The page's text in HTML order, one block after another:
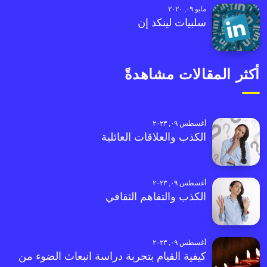
مايو ٠٩, ٢٠٢٠
سلبيات لينكد إن
أكثر المقالات مشاهدةً
أغسطس ٠٩, ٢٠٢٣
الكذب والعلاقات العائلية
أغسطس ٠٩, ٢٠٢٣
الكذب والتفاهم الثقافي
أغسطس ٠٩, ٢٠٢٣
كيفية القيام بتجربة دراسة انبعاث الضوء من